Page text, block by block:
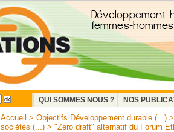
QUI SOMMES NOUS ?
NOS
Accueil > Objectifs Développement durable (...)
sociétés (...) > "Zero draft" alternatif du Forum